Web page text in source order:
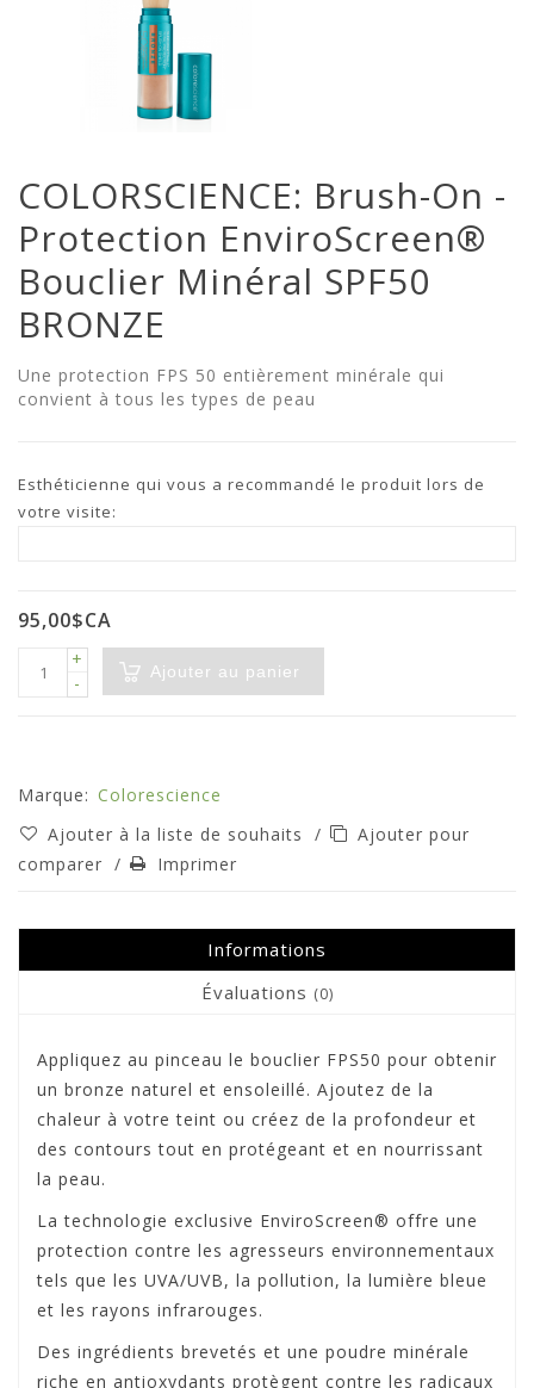
COLORSCIENCE: Brush-On -
Protection EnviroScreen®
Bouclier Minéral SPF50
BRONZE
Une protection FPS 50 entièrement minérale qui
convient à tous les types de peau
Esthéticienne qui vous a recommandé le produit lors de
votre visite:
95,00$CA
+
-
Ajouter au panier
Marque: Colorescience
Ajouter à la liste de souhaits
/
Ajouter pour
comparer / Imprimer
Informations
Évaluations (0)
Appliquez au pinceau le bouclier FPS50 pour obtenir
un bronze naturel et ensoleillé. Ajoutez de la
chaleur à votre teint ou créez de la profondeur et
des contours tout en protégeant et en nourrissant
la peau.
La technologie exclusive EnviroScreen® offre une
protection contre les agresseurs environnementaux
tels que les UVA/UVB, la pollution, la lumière bleue
et les rayons infrarouges.
Des ingrédients brevetés et une poudre minérale
riche en antioxydants protègent contre les radicaux